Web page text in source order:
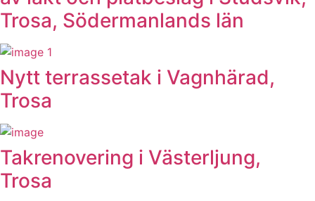
Trosa, Södermanlands län
Nytt terrassetak i Vagnhärad,
Trosa
Takrenovering i Västerljung,
Trosa